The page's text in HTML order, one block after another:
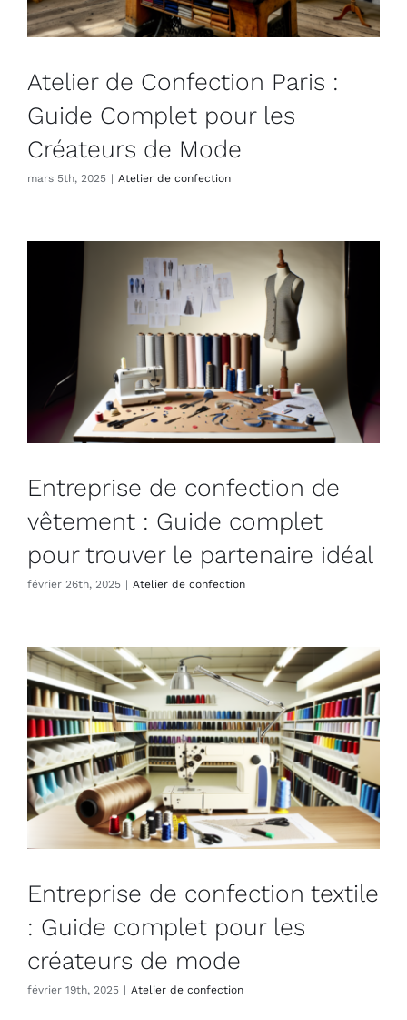
Atelier de Confection Paris :
Guide Complet pour les
Créateurs de Mode
mars 5th, 2025 | Atelier de confection
Entreprise de confection de
vêtement : Guide complet
pour trouver le partenaire idéal
février 26th, 2025 | Atelier de confection
Entreprise de confection textile
: Guide complet pour les
créateurs de mode
février 19th, 2025 | Atelier de confection